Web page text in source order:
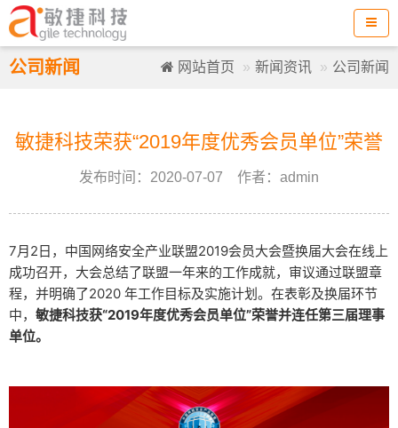
公司新闻 网站首页 新闻资讯 公司新闻
敏捷科技荣获“2019年度优秀会员单位”荣誉
发布时间：2020-07-07 作者：admin
7月2日，中国网络安全产业联盟2019会员大会暨换届大会在线上
成功召开，大会总结了联盟一年来的工作成就，审议通过联盟章
程， 并明确了2020 年工作目标及实施计划。 在表彰及换届环节
中， 敏捷科技获“2019年度优秀会员单位”荣誉并连任第三届理事
单位。